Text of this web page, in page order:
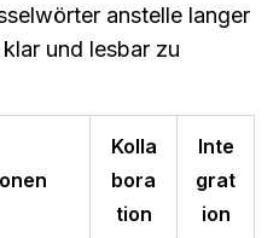
anstelle langer
und lesbar zu
Kolla
bora
tion
Inte
grat
ion